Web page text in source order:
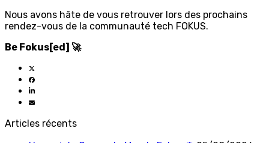
Nous avons hâte de vous retrouver lors des prochains
rendez-vous de la communauté tech FOKUS.
Be Fokus[ed] 🚀
Articles récents